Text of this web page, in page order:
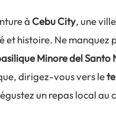
àCebu City, une
et histoire. Ne manquez
Minore del Santo
dirigez-vous vers le
un repas local au